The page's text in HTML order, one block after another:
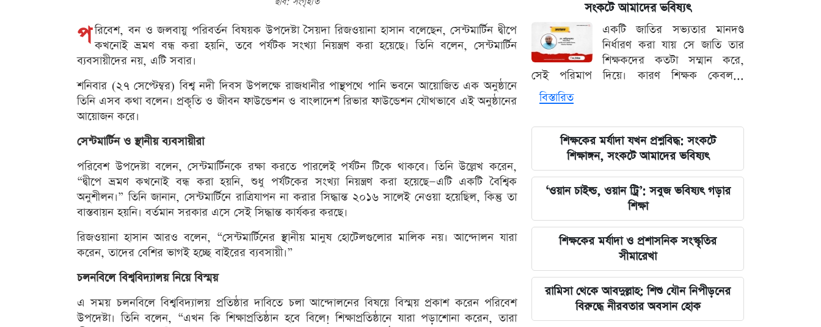
প রিবেশ, বন ও জলবায়ু পরিবর্তন বিষয়ক উপদেষ্টা সৈয়দা রিজওয়ানা হাসান বলেছেন, সেন্টমার্টিন দ্বীপে
কখনোই ভ্রমণ বন্ধ করা হয়নি, তবে পর্যটক সংখ্যা নিয়ন্ত্রণ করা হয়েছে। তিনি বলেন, সেন্টমার্টিন
ব্যবসায়ীদের নয়, এটি সবার।
শনিবার (২৭ সেপ্টেম্বর) বিশ্ব নদী দিবস উপলক্ষে রাজধানীর পান্থপথে পানি ভবনে আয়োজিত এক অনুষ্ঠানে
তিনি এসব কথা বলেন। প্রকৃতি ও জীবন ফাউন্ডেশন ও বাংলাদেশ রিভার ফাউন্ডেশন যৌথভাবে এই অনুষ্ঠানের
আয়োজন করে।
সেন্টমার্টিন ও স্থানীয় ব্যবসায়ীরা
পরিবেশ উপদেষ্টা বলেন, সেন্টমার্টিনকে রক্ষা করতে পারলেই পর্যটন টিকে থাকবে। তিনি উল্লেখ করেন,
“দ্বীপে ভ্রমণ কখনোই বন্ধ করা হয়নি, শুধু পর্যটকের সংখ্যা নিয়ন্ত্রণ করা হয়েছে—এটি একটি বৈশ্বিক
অনুশীলন।” তিনি জানান, সেন্টমার্টিনে রাত্রিযাপন না করার সিদ্ধান্ত ২০১৬ সালেই নেওয়া হয়েছিল, কিন্তু তা
বাস্তবায়ন হয়নি। বর্তমান সরকার এসে সেই সিদ্ধান্ত কার্যকর করছে।
রিজওয়ানা হাসান আরও বলেন, “সেন্টমার্টিনের স্থানীয় মানুষ হোটেলগুলোর মালিক নয়। আন্দোলন যারা
করেন, তাদের বেশির ভাগই হচ্ছে বাইরের ব্যবসায়ী।”
চলনবিলে বিশ্ববিদ্যালয় নিয়ে বিস্ময়
এ সময় চলনবিলে বিশ্ববিদ্যালয় প্রতিষ্ঠার দাবিতে চলা আন্দোলনের বিষয়ে বিস্ময় প্রকাশ করেন পরিবেশ
উপদেষ্টা। তিনি বলেন, “এখন কি শিক্ষাপ্রতিষ্ঠান হবে বিলে! শিক্ষাপ্রতিষ্ঠানে যারা পড়াশোনা করেন, তারা
দেশের নিরাপত্তা ব্যবস্থাপনায় আসছে বড়
পরিবর্তন, নতুন আইনের রূপরেখা প্রকাশ
আওয়ামী লীগ আমাদের শত্রু নয় মিত্র, তারা
বিএনপির সঙ্গে মিশে যাবে: নাছির চৌধুরী
ঘরে বসেই যেভাবে জানবেন এসএসসির
ফলাফল, ১০ আগস্ট প্রকাশের ঘোষণা
মার্কিন ইমিগ্রেশন সার্ভিস বিভাগে বড়
পরিবর্তন, প্রবাসীদের জন্য জরুরি বার্তা
২০২৩ সালের ইসরায়েলি হামলার ক্ষত:
আড়াই বছর পর উদ্ধার ৪০ শিশুর
দেহাবশেষ
জুলাই শহীদদের কবর বাঁধানোর বরাদ্দও
মেরে খেয়েছে অন্তর্বর্তী সরকার: ইশরাক
সংকটে আমাদের ভবিষ্যৎ
একটি জাতির সভ্যতার মানদণ্ড
নির্ধারণ করা যায় সে জাতি তার
শিক্ষকদের কতটা সম্মান করে,
সেই পরিমাপ দিয়ে। কারণ শিক্ষক কেবল...
বিস্তারিত
শিক্ষকের মর্যাদা যখন প্রশ্নবিদ্ধ: সংকটে
শিক্ষাঙ্গন, সংকটে আমাদের ভবিষ্যৎ
‘ওয়ান চাইল্ড, ওয়ান ট্রি’: সবুজ ভবিষ্যৎ গড়ার
শিক্ষা
শিক্ষকের মর্যাদা ও প্রশাসনিক সংস্কৃতির
সীমারেখা
রামিসা থেকে আবদুল্লাহ: শিশু যৌন নিপীড়নের
বিরুদ্ধে নীরবতার অবসান হোক